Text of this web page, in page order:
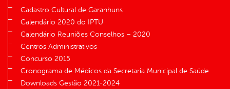
Cadastro Cultural de Garanhuns
Calendário 2020 do IPTU
Calendário Reuniões Conselhos – 2020
Centros Administrativos
Concurso 2015
Cronograma de Médicos da Secretaria Municipal de Saúde
Downloads Gestão 2021-2024